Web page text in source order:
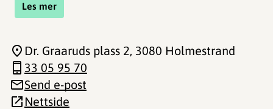
Les mer
Dr. Graaruds plass 2, 3080 Holmestrand
33 05 95 70
Send e-post
Nettside